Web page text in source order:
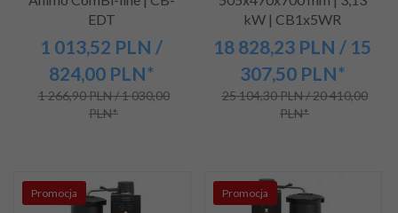
EDT
1 013,52 PLN /
824,00 PLN*
1 266,90 PLN / 1 030,00
PLN*
kW | CB1x5WR
18 828,23 PLN / 15
307,50 PLN*
25 104,30 PLN / 20 410,00
PLN*
Promocja Promocja